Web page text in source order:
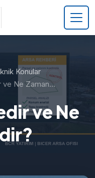
Konular
ve Ne Zaman…
ve Ne